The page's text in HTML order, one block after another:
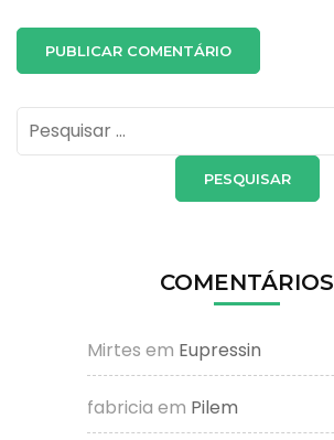
Pesquisar
por:
COMENTÁRIOS
Mirtes em Eupressin
fabricia em Pilem